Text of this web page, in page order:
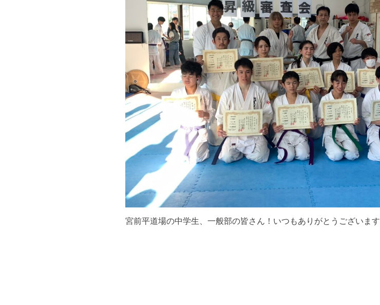
宮前平道場の中学生、一般部の皆さん！いつもありがとうございます